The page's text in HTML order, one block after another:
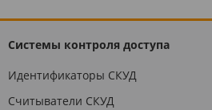
Системы контроля доступа
Идентификаторы СКУД
Считыватели СКУД